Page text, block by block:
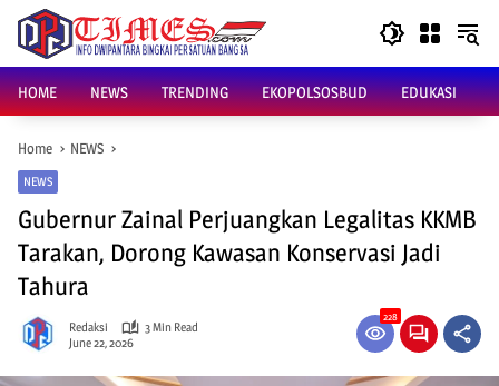
content
HOME
NEWS TRENDING EKOPOLSOSBUD EDUKASI
Home NEWS
NEWS
Gubernur Zainal Perjuangkan Legalitas KKMB
Tarakan, Dorong Kawasan Konservasi Jadi
Tahura
Redaksi
3 Min Read
June 22, 2026
228